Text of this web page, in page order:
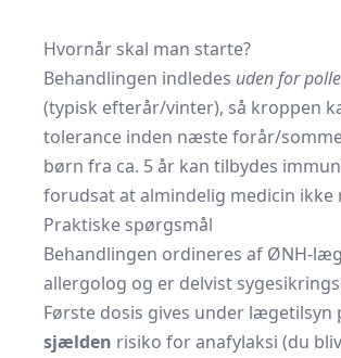
Hvornår skal man starte?
Behandlingen indledes uden for
(typisk efterår/vinter), så kroppen
tolerance inden næste forår/
børn fra ca. 5 år kan tilbydes
forudsat at almindelig medicin ikke
Praktiske spørgsmål
Behandlingen ordineres af ØNH-
allergolog og er delvist
Første dosis gives under læge­tilsyn
sjælden risiko for anafylaksi (du